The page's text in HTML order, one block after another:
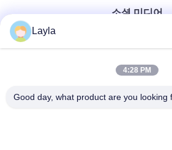
소셜 미디어
빠른 연락
Tel
Layla
4:28 PM
Good day, what product are you looking